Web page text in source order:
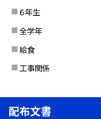
６年生
全学年
給食
工事関係
配布文書